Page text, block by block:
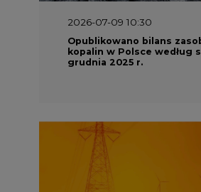
2026-07-09 10:30
Opublikowano bilans
kopalin w Polsce według
grudnia 2025 r.